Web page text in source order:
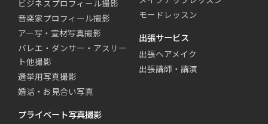
ビジネスプロフィール撮影
音楽家プロフィール撮影
アー写・宣材写真撮影
バレエ・ダンサー・アスリー
ト他撮影
選挙用写真撮影
婚活・お見合い写真
プライベート写真撮影
モードレッスン
出張サービス
出張ヘアメイク
出張講師・講演